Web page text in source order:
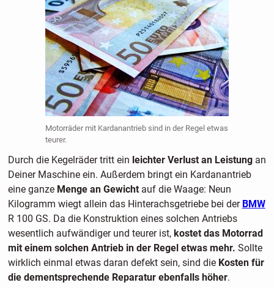
Motorräder mit Kardanantrieb sind in der Regel etwas
teurer.
Durch die Kegelräder tritt ein leichter Verlust an Leistungan
Deiner Maschine ein. Außerdem bringt ein Kardanantrieb
eine ganze Menge an Gewichtauf die Waage: Neun
Kilogramm wiegt allein das Hinterachsgetriebe bei der BMW
R 100 GS. Da die Konstruktion eines solchen Antriebs
wesentlich aufwändiger und teurer ist, kostet das Motorrad
mit einem solchen Antrieb in der Regel etwas mehr. Sollte
wirklich einmal etwas daran defekt sein, sind die Kosten für
die dementsprechende Reparatur ebenfalls höher.